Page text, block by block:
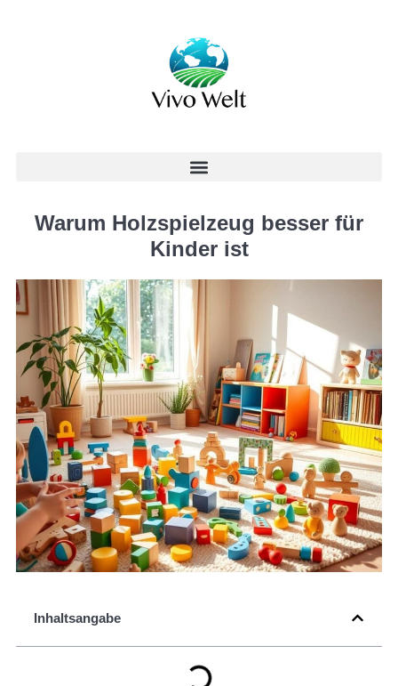
Warum Holzspielzeug besser für
Kinder ist
Inhaltsangabe